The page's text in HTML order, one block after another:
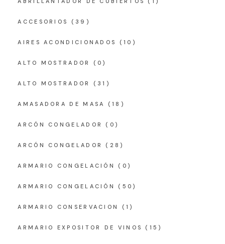
ACCESORIOS (39)
AIRES ACONDICIONADOS (10)
ALTO MOSTRADOR (0)
ALTO MOSTRADOR (31)
AMASADORA DE MASA (18)
ARCÓN CONGELADOR (0)
ARCÓN CONGELADOR (28)
ARMARIO CONGELACIÓN (0)
ARMARIO CONGELACIÓN (50)
ARMARIO CONSERVACION (1)
ARMARIO EXPOSITOR DE VINOS (15)